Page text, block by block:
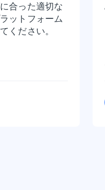
合った適切な
ットフォーム
ください。